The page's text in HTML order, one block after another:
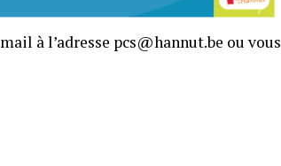
à l’adresse pcs@hannut.be ou vous